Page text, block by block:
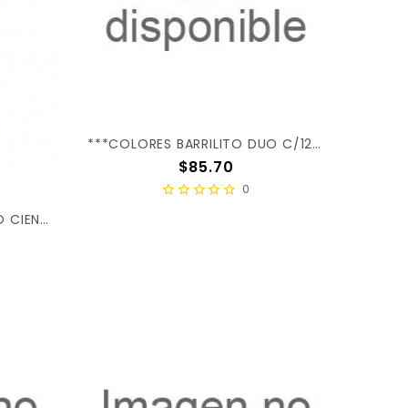
***CALCULADORA BARRILITO CIENTIFICA SC500 S/12 X/24
***COLORES BARRILITO DUO C/12PZ 1166LCD
Precio
$85.70
0